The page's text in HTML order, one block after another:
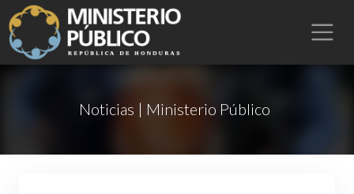
Noticias | Ministerio Público